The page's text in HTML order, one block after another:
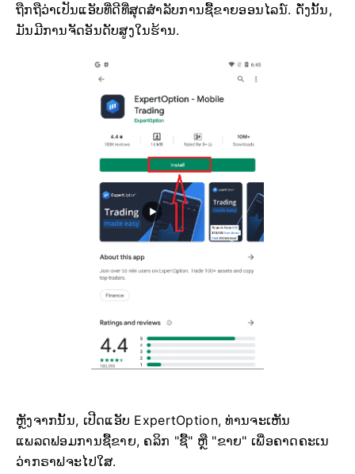
ຖືກຖືວ່າເປັນແອັບທີ່ດີທີ່ສຸດສຳລັບການຊື້ຂາຍອອນໄລນ໌. ດັ່ງນັ້ນ,
ມັນມີການຈັດອັນດັບສູງໃນຮ້ານ.
ຫຼັງຈາກນັ້ນ, ເປີດແອັບ ExpertOption, ທ່ານຈະເຫັນ
ແພລດຟອມການຊື້ຂາຍ, ຄລິກ "ຊື້" ຫຼື "ຂາຍ" ເພື່ອຄາດຄະເນ
ວ່າກຣາຟຈະໄປໃສ.